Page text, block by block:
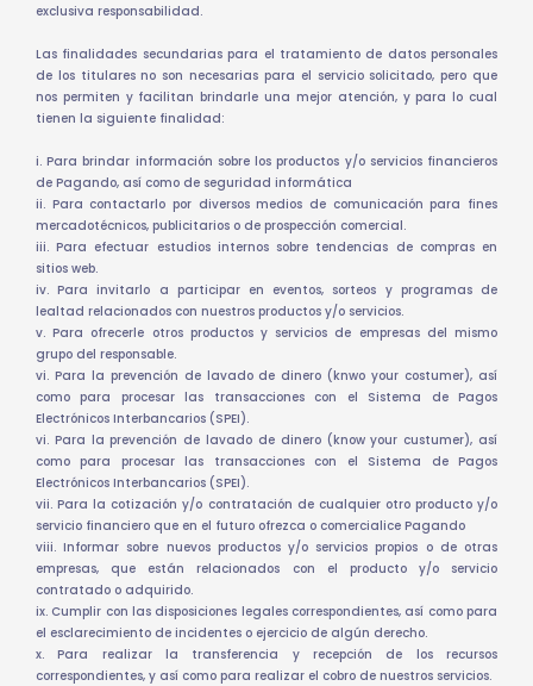
exclusiva responsabilidad.
Las finalidades secundarias para el tratamiento de datos personales
de los titulares no son necesarias para el servicio solicitado, pero que
nos permiten y facilitan brindarle una mejor atención, y para lo cual
tienen la siguiente finalidad:
i. Para brindar información sobre los productos y/o servicios financieros
de Pagando, así como de seguridad informática
ii. Para contactarlo por diversos medios de comunicación para fines
mercadotécnicos, publicitarios o de prospección comercial.
iii. Para efectuar estudios internos sobre tendencias de compras en
sitios web.
iv. Para invitarlo a participar en eventos, sorteos y programas de
lealtad relacionados con nuestros productos y/o servicios.
v. Para ofrecerle otros productos y servicios de empresas del mismo
grupo del responsable.
vi. Para la prevención de lavado de dinero (knwo your costumer), así
como para procesar las transacciones con el Sistema de Pagos
Electrónicos Interbancarios (SPEI).
vi. Para la prevención de lavado de dinero (know your custumer), así
como para procesar las transacciones con el Sistema de Pagos
Electrónicos Interbancarios (SPEI).
vii. Para la cotización y/o contratación de cualquier otro producto y/o
servicio financiero que en el futuro ofrezca o comercialice Pagando
viii. Informar sobre nuevos productos y/o servicios propios o de otras
empresas, que están relacionados con el producto y/o servicio
contratado o adquirido.
ix. Cumplir con las disposiciones legales correspondientes, así como para
el esclarecimiento de incidentes o ejercicio de algún derecho.
x. Para realizar la transferencia y recepción de los recursos
correspondientes, y así como para realizar el cobro de nuestros servicios.